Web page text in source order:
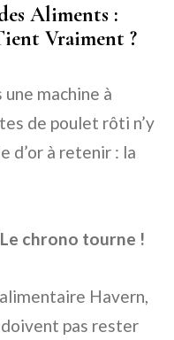
Aliments :
Vraiment ?
une machine à
de poulet rôti n’y
d’or à retenir : la
chrono tourne !
Havern,
pas rester